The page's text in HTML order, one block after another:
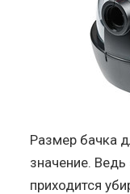
Размер бачка
значение.
приходится